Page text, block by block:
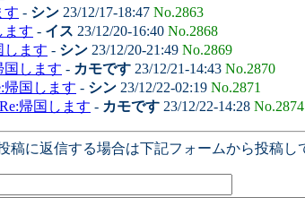
す - シン 23/12/17-18:47 No.2863
ます - イス 23/12/20-16:40 No.2868
します - シン 23/12/20-21:49 No.2869
国します - カモです 23/12/21-14:43 No.2870
帰国します - シン 23/12/22-02:19 No.2871
Re:帰国します - カモです 23/12/22-14:28 No.2874
稿に返信する場合は下記フォームから投稿し